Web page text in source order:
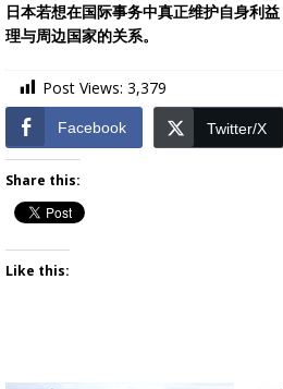
日本若想在国际事务中真正维护自身利
理与周边国家的关系。
Post Views: 3,379
Facebook Twitter/X
Share this:
Like this: